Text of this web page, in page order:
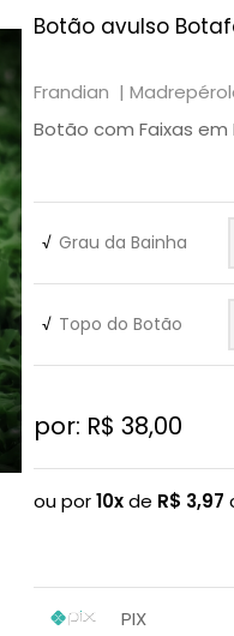
Botão avulso
Frandian |
Botão com Faixas
√ Grau da Bainha
√ Topo do Botão
por: R$ 38,00
ou por10xde R$ 3,97
PIX